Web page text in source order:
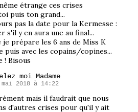
étrange ces crises
puis ton grand...
pas la date pour la Kermesse :
s'il y en aura une au final...
je prépare les 6 ans de Miss K
puis avec les copains/copines...
! Bisous
moi Madame
mai 2018 à 14:22
mais il faudrait que nous
d'autres crises pour qu'il y ait